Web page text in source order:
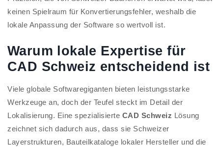
keinen Spielraum für Konvertierungsfehler, weshalb die
lokale Anpassung der Software so wertvoll ist.
Warum lokale Expertise für
CAD Schweiz entscheidend ist
Viele globale Softwaregiganten bieten leistungsstarke
Werkzeuge an, doch der Teufel steckt im Detail der
Lokalisierung. Eine spezialisierte CAD Schweiz Lösung
zeichnet sich dadurch aus, dass sie Schweizer
Layerstrukturen, Bauteilkataloge lokaler Hersteller und die